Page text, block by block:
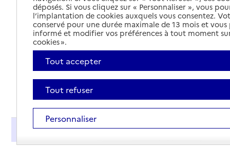
Présentation
déposés. Si vous cliquez sur « Personnaliser », vous
l’implantation de cookies auxquels vous consentez.
conservé pour une durée maximale de 13 mois et
informé et modifier vos préférences à tout moment
cookies ».
Tout accepter
Tout refuser
Personnaliser